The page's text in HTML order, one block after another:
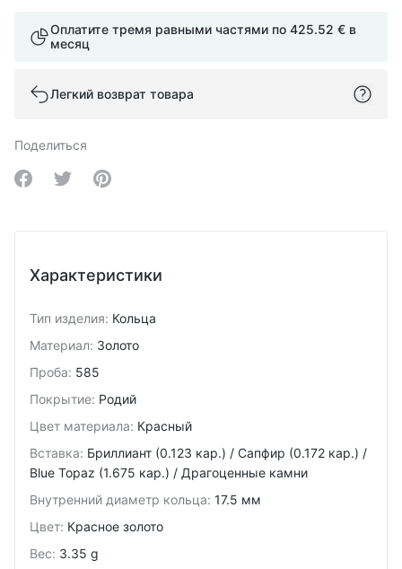
Оплатите тремя равными частями по 425.52 € в
месяц
Легкий возврат товара
Поделиться
Share on Facebook
Share on Twitter
Share on Pinterest
Характеристики
Тип изделия: Кольца
Материал: Золото
Проба: 585
Покрытие: Родий
Цвет материала: Красный
Вставка: Бриллиант (0.123 кар.) / Сапфир (0.172 кар.) /
Blue Topaz (1.675 кар.) / Драгоценные камни
Внутренний диаметр кольца: 17.5 мм
Цвет: Красное золото
Вес: 3.35 g